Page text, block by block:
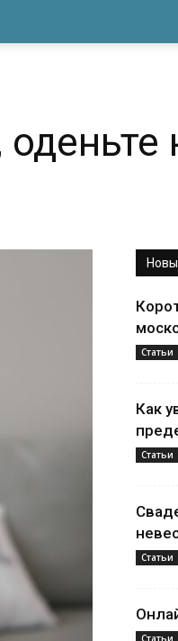
Статьи
Как
Статьи
Статьи
Статьи